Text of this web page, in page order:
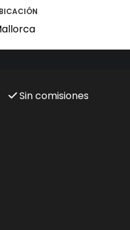
Sin comisiones